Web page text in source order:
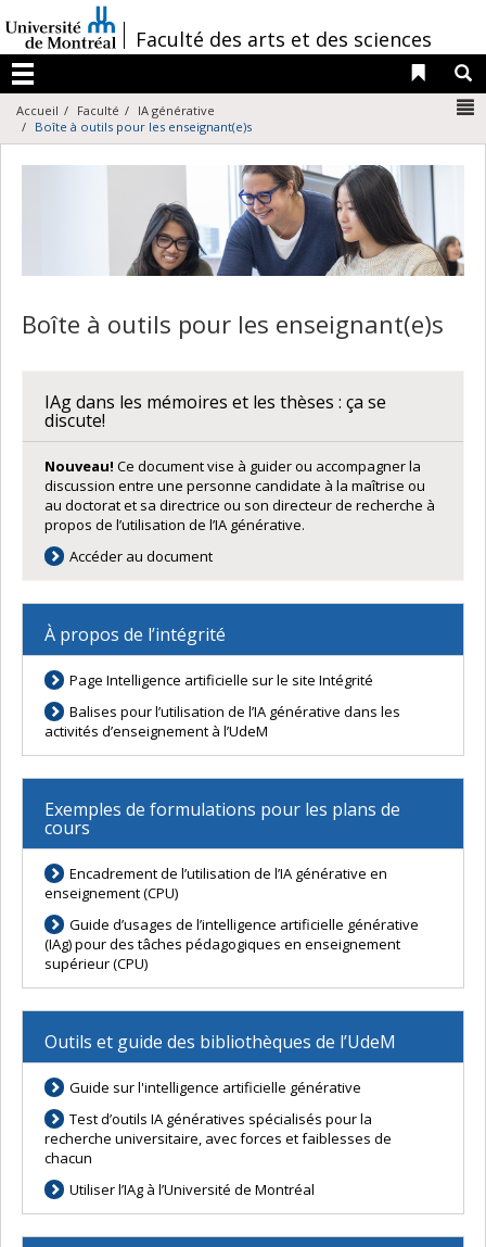
au
contenu
/Faculté des arts et des sciences
Menu
Liens
Accueil Faculté
IA générative
Boîte à outils pour les enseignant(e)s
Boîte à outils pour les enseignant(e)s
IAg dans les mémoires et les thèses : ça se
discute!
Nouveau! Ce document vise à guider ou accompagner la
discussion entre une personne candidate à la maîtrise ou
au doctorat et sa directrice ou son directeur de recherche à
propos de l’utilisation de l’IA générative.
Accéder au document
À propos de l’intégrité
Page Intelligence artificielle sur le site Intégrité
Balises pour l’utilisation de l’IA générative dans les
activités d’enseignement à l’UdeM
Exemples de formulations pour les plans de
cours
Encadrement de l’utilisation de l’IA générative en
enseignement (CPU)
Guide d’usages de l’intelligence artificielle générative
(IAg) pour des tâches pédagogiques en enseignement
supérieur (CPU)
Outils et guide des bibliothèques de l’UdeM
Guide sur l'intelligence artificielle générative
Test d’outils IA génératives spécialisés pour la
recherche universitaire, avec forces et faiblesses de
chacun
Utiliser l’IAg à l’Université de Montréal